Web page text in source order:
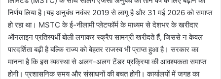
निर्णय लिया है।यह अनुबंध नवंबर 2019 से लागू है और 31 मई 2026 को समाप्त
हो रहा था। MSTC के ई-नीलामी प्लेटफॉर्म के माध्यम से देशभर के खरीदार
ऑनलाइन प्रतिस्पर्धी बोली लगाकर स्क्रैप सामग्री खरीदते हैं, जिससे न केवल
पारदर्शिता बढ़ी है बल्कि राज्य को बेहतर राजस्व भी प्राप्त हुआ है। सरकार का
मानना है कि इस व्यवस्था से अलग-अलग टेंडर प्रक्रिया की आवश्यकता समाप्त
होगी। प्रशासनिक समय और संसाधनों की बचत होगी। कार्यालयों में जगह का